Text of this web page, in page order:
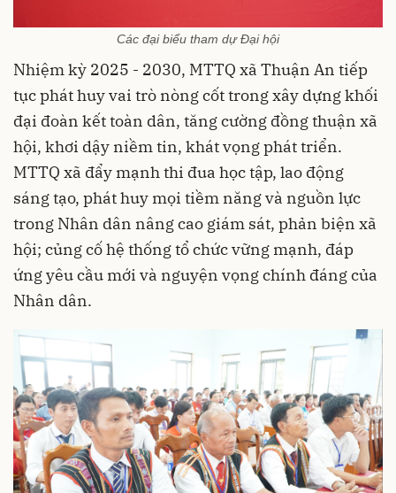
Các đại biểu tham dự Đại hội
Nhiệm kỳ 2025 - 2030, MTTQ xã Thuận An tiếp
tục phát huy vai trò nòng cốt trong xây dựng khối
đại đoàn kết toàn dân, tăng cường đồng thuận xã
hội, khơi dậy niềm tin, khát vọng phát triển.
MTTQ xã đẩy mạnh thi đua học tập, lao động
sáng tạo, phát huy mọi tiềm năng và nguồn lực
trong Nhân dân nâng cao giám sát, phản biện xã
hội; củng cố hệ thống tổ chức vững mạnh, đáp
ứng yêu cầu mới và nguyện vọng chính đáng của
Nhân dân.